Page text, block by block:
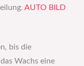
AUTO BILD
bis die
Wachs eine